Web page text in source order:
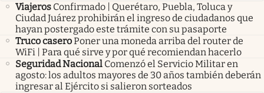
Viajeros Confirmado | Querétaro, Puebla, Toluca y
Ciudad Juárez prohibirán el ingreso de ciudadanos que
hayan postergado este trámite con su pasaporte
Truco caseroPoner una moneda arriba del router de
WiFi | Para qué sirve y por qué recomiendan hacerlo
Seguridad Nacional Comenzó el Servicio Militar en
agosto: los adultos mayores de 30 años también deberán
ingresar al Ejército si salieron sorteados